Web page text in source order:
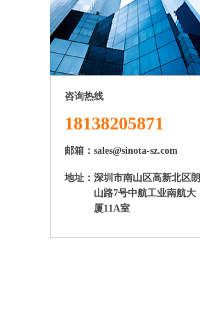
咨询热线
18138205871
邮箱：sales@sinota-sz.com
地址： 深圳市南山区高新北区朗
山路7号中航工业南航大
厦11A室